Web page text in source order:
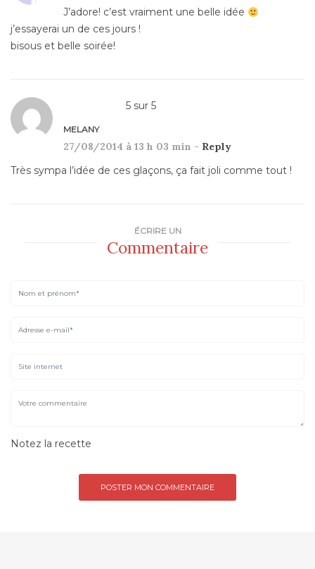
J’adore! c’est vraiment une belle idée
j’essayerai un de ces jours !
bisous et belle soirée!
5 sur 5
MELANY
27/08/2014 à 13 h 03 min - Reply
Très sympa l’idée de ces glaçons, ça fait joli comme tout !
ÉCRIRE UN
Commentaire
Notez la recette